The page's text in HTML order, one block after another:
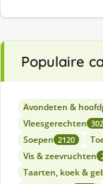
Populaire
Avondeten &
Vleesgerechten
Soepen 2120
Vis & zeevruchten
Taarten, koek &